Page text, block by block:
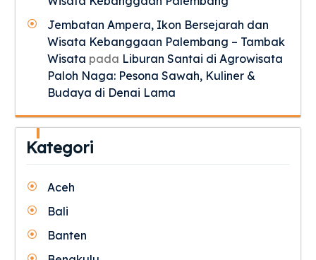
Jembatan Ampera, Ikon Bersejarah dan
Wisata Kebanggaan Palembang – Tambak
Wisata pada Liburan Santai di Agrowisata
Paloh Naga: Pesona Sawah, Kuliner &
Budaya di Denai Lama
Kategori
Aceh
Bali
Banten